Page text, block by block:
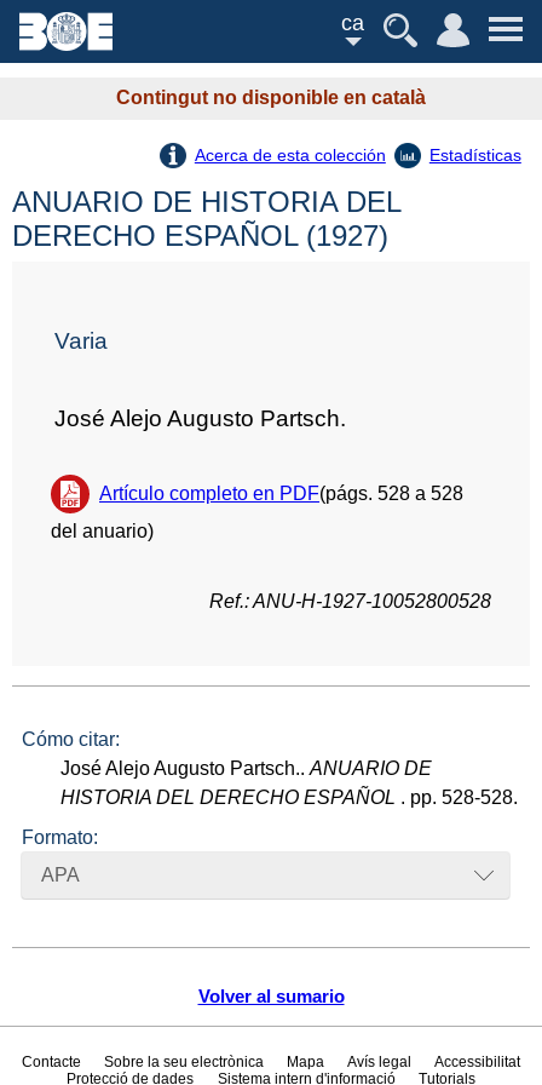
ca
Contingut no disponible en català
Acerca de esta colección Estadísticas
Volver al sumario
ANUARIO DE HISTORIA DEL
DERECHO ESPAÑOL (1927)
Varia
José Alejo Augusto Partsch.
Artículo completo en PDF(págs. 528 a 528
del anuario)
Ref.: ANU-H-1927-10052800528
Cómo citar:
José Alejo Augusto Partsch..ANUARIO DE
HISTORIA DEL DERECHO ESPAÑOL . pp. 528-528.
Formato:
APA
Contacte Sobre la seu electrònica Mapa Avís legal
Accessibilitat
Protecció de dades
Sistema intern d'informació Tutorials